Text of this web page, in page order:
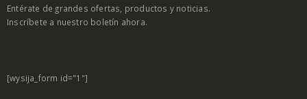
Entérate de grandes ofertas, productos y noticias.
Inscríbete a nuestro boletín ahora.
[wysija_form id="1"]